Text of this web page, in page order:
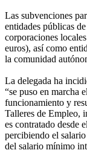
Las subvenciones
entidades públicas
corporaciones
euros), así como
la comunidad
La delegada ha
“se puso en marcha
funcionamiento y
Talleres de Empleo,
es contratado desde
percibiendo el
del salario mínimo